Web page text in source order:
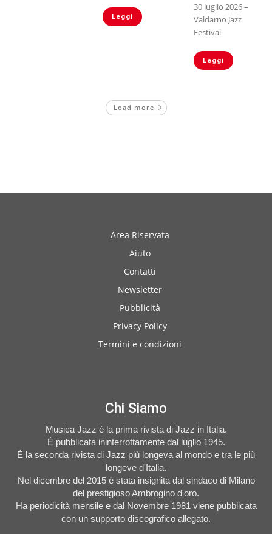
Leggi
30 luglio 2026 –
Valdarno Jazz
Festival
Leggi
Load more
Area Riservata
Aiuto
Contatti
Newsletter
Pubblicità
Privacy Policy
Termini e condizioni
Chi Siamo
Musica Jazz è la prima rivista di Jazz in Italia.
È pubblicata ininterrottamente dal luglio 1945.
È la seconda rivista di Jazz più longeva al mondo e tra le più
longeve d'Italia.
Nel dicembre del 2015 è stata insignita dal sindaco di Milano
del prestigioso Ambrogino d'oro.
Ha periodicità mensile e dal Novembre 1981 viene pubblicata
con un supporto discografico allegato.